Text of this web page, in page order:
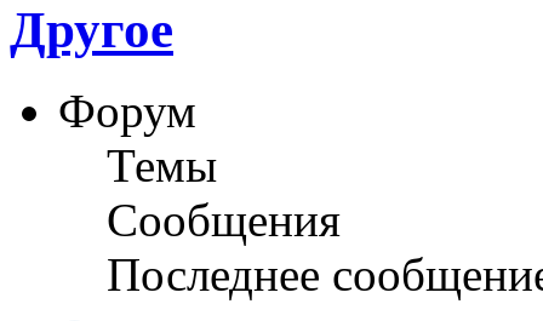
Другое
Форум
Темы
Сообщения
Последнее